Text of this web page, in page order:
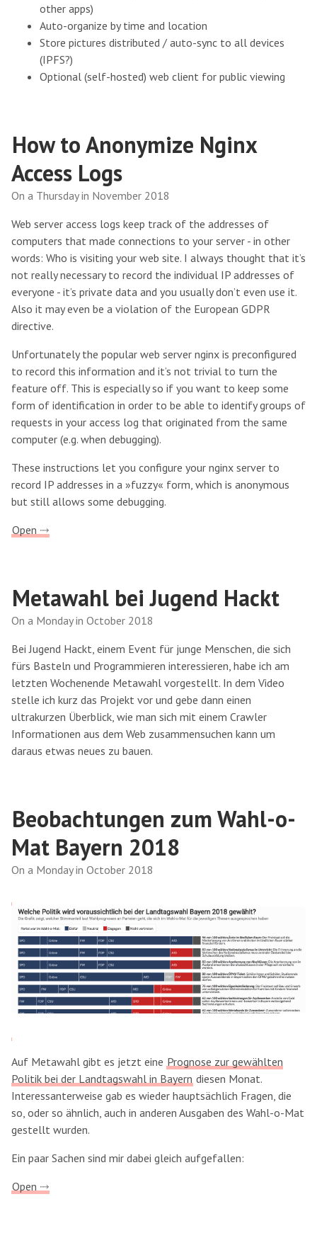
other apps)
Auto-organize by time and location
Store pictures distributed / auto-sync to all devices
(IPFS?)
Optional (self-hosted) web client for public viewing
How to Anonymize Nginx
Access Logs
On a Thursday in November 2018
Web server access logs keep track of the addresses of
computers that made connections to your server - in other
words: Who is visiting your web site. I always thought that it’s
not really necessary to record the individual IP addresses of
everyone - it’s private data and you usually don’t even use it.
Also it may even be a violation of the European GDPR
directive.
Unfortunately the popular web server nginx is preconfigured
to record this information and it’s not trivial to turn the
feature off. This is especially so if you want to keep some
form of identification in order to be able to identify groups of
requests in your access log that originated from the same
computer (e.g. when debugging).
These instructions let you configure your nginx server to
record IP addresses in a »fuzzy« form, which is anonymous
but still allows some debugging.
Open ⤑
Metawahl bei Jugend Hackt
On a Monday in October 2018
Bei Jugend Hackt, einem Event für junge Menschen, die sich
fürs Basteln und Programmieren interessieren, habe ich am
letzten Wochenende Metawahl vorgestellt. In dem Video
stelle ich kurz das Projekt vor und gebe dann einen
ultrakurzen Überblick, wie man sich mit einem Crawler
Informationen aus dem Web zusammensuchen kann um
daraus etwas neues zu bauen.
Beobachtungen zum Wahl-o-
Mat Bayern 2018
On a Monday in October 2018
Auf Metawahl gibt es jetzt eine Prognose zur gewählten
Politik bei der Landtagswahl in Bayern diesen Monat.
Interessanterweise gab es wieder hauptsächlich Fragen, die
so, oder so ähnlich, auch in anderen Ausgaben des Wahl-o-Mat
gestellt wurden.
Ein paar Sachen sind mir dabei gleich aufgefallen:
Open ⤑